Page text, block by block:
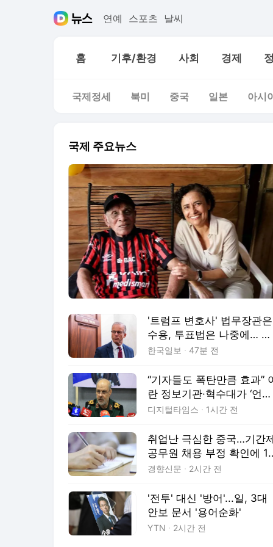
연예 스포츠 날씨
홈 기후/환경 사회 경제
국제정세 북미 중국 일본 아시
국제 주요뉴스
'트럼프 변호사' 법무장관은
수용, 투표법은 나중에… 美
공화 상원의 타협
한국일보 47분 전
“기자들도 폭탄만큼 효과”
란 정보기관·혁수대가 ‘언론
의 날’ 기리는 법
디지털타임스 1시간 전
취업난 극심한 중국…기간
공무원 채용 부정 확인에
만명 재시험
경향신문 2시간 전
'전투' 대신 '방어'...일, 3대
안보 문서 '용어순화'
YTN 2시간 전